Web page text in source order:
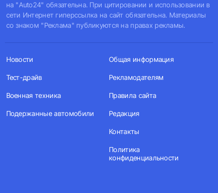
на "Auto24" обязательна. При цитировании и использовании в
сети Интернет гиперссылка на сайт обязательна. Материалы
со знаком "Реклама" публикуются на правах рекламы.
Новости
Тест-драйв
Военная техника
Подержанные автомобили
Общая информация
Рекламодателям
Правила сайта
Редакция
Контакты
Политика
конфиденциальности